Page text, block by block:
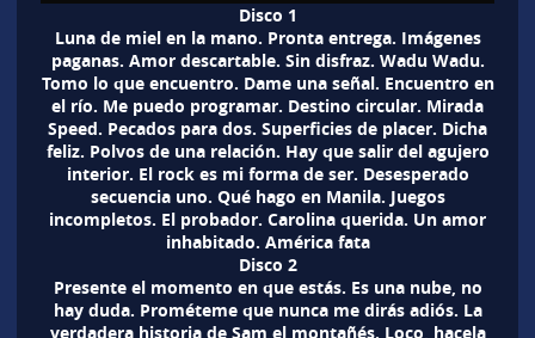
Disco 1
Luna de miel en la mano. Pronta entrega. Imágenes
paganas. Amor descartable. Sin disfraz. Wadu Wadu.
Tomo lo que encuentro. Dame una señal. Encuentro en
el río. Me puedo programar. Destino circular. Mirada
Speed. Pecados para dos. Superficies de placer. Dicha
feliz. Polvos de una relación. Hay que salir del agujero
interior. El rock es mi forma de ser. Desesperado
secuencia uno. Qué hago en Manila. Juegos
incompletos. El probador. Carolina querida. Un amor
inhabitado. América fata
Disco 2
Presente el momento en que estás. Es una nube, no
hay duda. Prométeme que nunca me dirás adiós. La
verdadera historia de Sam el montañés. Loco, hacela